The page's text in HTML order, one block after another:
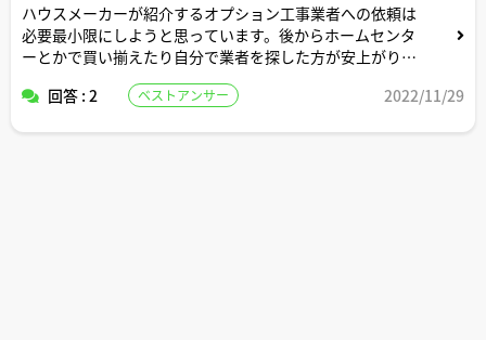
ハウスメーカーが紹介するオプション工事業者への依頼は
必要最小限にしようと思っています。後からホームセンタ
ーとかで買い揃えたり自分で業者を探した方が安上がりに
回答 : 2
ベストアンサー 2022/11/29